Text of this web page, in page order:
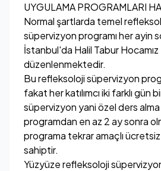
UYGULAMA PROGRAMLARI
Normal şartlarda temel
süpervizyon programı her ayin
İstanbul'da Halil Tabur
düzenlenmektedir.
Bu refleksoloji süpervizyon
fakat her katılımcı iki farklı gün
süpervizyon yani özel ders alma
programdan en az 2 ay sonra
programa tekrar amaçlı ücretsiz
sahiptir.
Yüzyüze refleksoloji süpervizyon